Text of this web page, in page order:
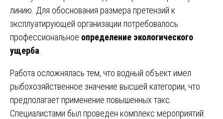
линию. Для обоснования размера претензий к
эксплуатирующей организации потребовалось
профессиональное определение экологического
ущерба
Работа осложнялась тем, что водный объект имел
рыбохозяйственное значение высшей категории, что
предполагает применение повышенных такс.
Специалистами был проведен комплекс мероприятий: